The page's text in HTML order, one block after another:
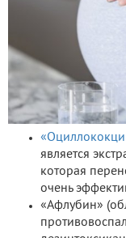
является
которая
очень
«Афлубин»